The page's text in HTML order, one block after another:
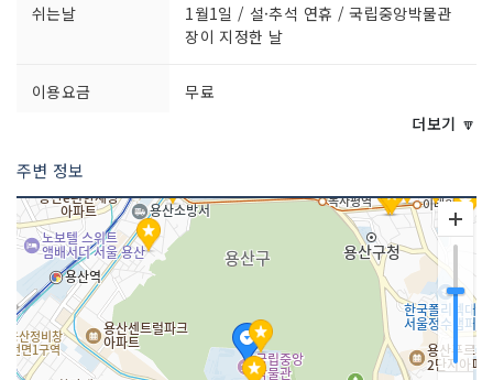
쉬는날
1월1일 / 설·추석 연휴 / 국립중앙박물관
장이 지정한 날
이용요금 무료
더보기 🔽
주변 정보